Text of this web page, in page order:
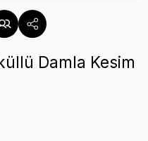
Damla Kesim